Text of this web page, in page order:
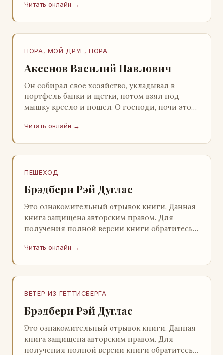
А. Алешин». …
Читать онлайн →
ПОРА, МОЙ ДРУГ, ПОРА
Аксенов Василий Павлович
Он собирал свое хозяйство, укладывал в
портфель банки и щетки, потом взял под
мышку кресло и пошел. О господи, ночи этой
заставлял…
Читать онлайн →
ПЕШЕХОД
Брэдбери Рэй Дуглас
Это ознакомительный отрывок книги. Данная
книга защищена авторским правом. Для
получения полной версии книги обратитесь к
легального ко…
Читать онлайн →
ВЕТЕР ИЗ ГЕТТИСБЕРГА
Брэдбери Рэй Дуглас
Это ознакомительный отрывок книги. Данная
книга защищена авторским правом. Для
получения полной версии книги обратитесь к